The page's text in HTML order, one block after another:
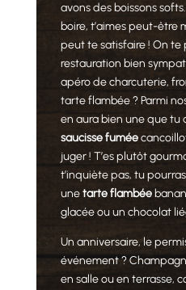
avons des boissons
boire, t’aimes peut-être
peut te satisfaire ! On
restauration bien
apéro de charcuterie,
tarte flambée ? Parmi
en aura bien une que tu
saucisse fumée
juger ! T’es plutôt
t’inquiète pas, tu
unetarte flambée
glacée ou un chocolat
Un anniversaire, le
événement ?
en salle ou en terrasse,